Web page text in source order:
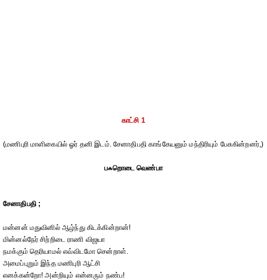
காட்சி 1
(மணிபுரி மாளிகையில் ஓர் தனி இடம். சேனாதிபதி காங்கேயனும் மந்திரியும் பேசுகின்றனர்,)
பஃறொடை வெண்பா
சேனாதிபதி ;
மன்னன் மதுவினில் ஆழ்ந்து கிடக்கின்றான்!
மின்னல்நேர் சிற்றிடை ராணி விஜயா
நமக்கும் தெரியாமல் எவ்விடமோ சென்றாள்.
அமைப்புறும் இந்த மணிபுரி ஆட்சி
எனக்கன்றோ! அன்றியும் என்னரும் நண்ப!